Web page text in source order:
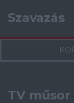
Szavazás
TV műsor